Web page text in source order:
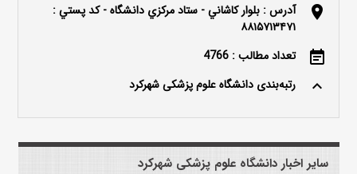
location_on
آدرس : بلوار كاشاني - ستاد مركزي دانشگاه - كد پستي :
۸۸۱۵۷۱۳۴۷۱
event_note تعداد مطالب : 4766
keyboard_arrow_up رتبه‌بندی دانشگاه علوم پزشکی شهرکرد
سایر اخبار دانشگاه علوم پزشکی شهرکرد